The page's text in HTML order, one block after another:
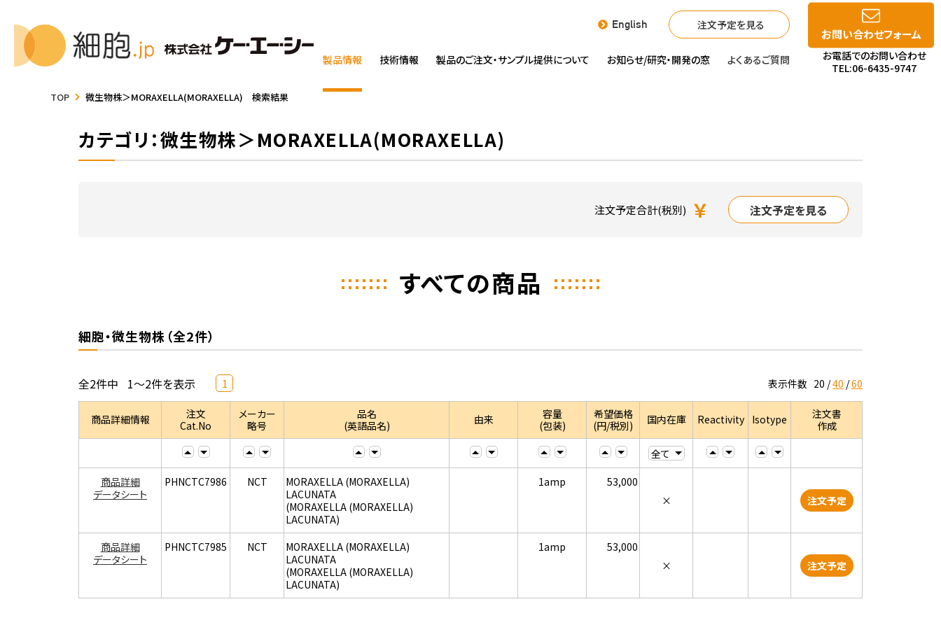
English 注文予定を見る
製品情報 技術情報 製品のご注文・サンプル提供について お知らせ/研究・開発の窓 よくあるご質問
お問い合わせフォーム
お電話でのお問い合わせ
TEL:06-6435-9747
TOP 微生物株＞MORAXELLA(MORAXELLA) 検索結果
カテゴリ：微生物株＞MORAXELLA(MORAXELLA)
注文予定合計(税別) ￥ 注文予定を見る
すべての商品
細胞・微生物株（全2件）
全2件中 1～2件を表示 1 表示件数 20 40 60
商品詳細情報
注文
Cat.No
メーカー
略号
品名
(英語品名)
由来
容量
(包装)
希望価格
(円/税別)
国内在庫 Reactivity Isotype
注文書
作成
商品詳細
データシート
PHNCTC7986 NCT
MORAXELLA (MORAXELLA)
LACUNATA
(MORAXELLA (MORAXELLA)
LACUNATA)
1amp
53,000
×
注文予定
商品詳細
データシート
PHNCTC7985 NCT
MORAXELLA (MORAXELLA)
LACUNATA
(MORAXELLA (MORAXELLA)
LACUNATA)
1amp
53,000
×
注文予定